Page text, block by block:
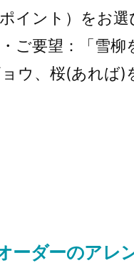
イント）をお
ご要望：「雪
ウ、桜(あれば
ーダーのアレ